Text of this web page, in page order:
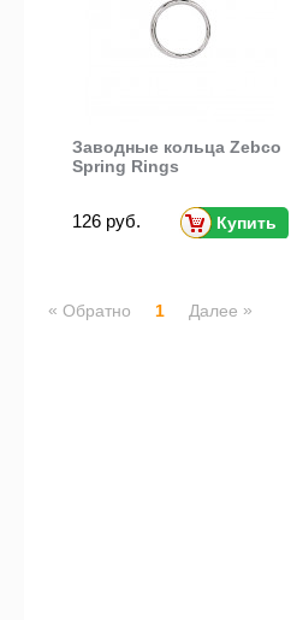
Заводные кольца Zebco
Spring Rings
126 руб. Купить
« Обратно 1 Далее »